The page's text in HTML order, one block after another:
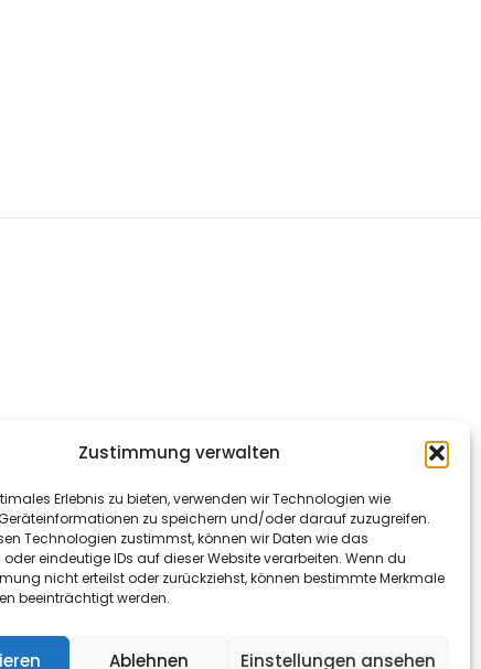
Zustimmung verwalten
Erlebnis zu bieten, verwenden wir Technologien wie
zu speichern und/oder darauf zuzugreifen.
Technologien zustimmst, können wir Daten wie das
eindeutige IDs auf dieser Website verarbeiten. Wenn du
nicht erteilst oder zurückziehst, können bestimmte Merkmale
beeinträchtigt werden.
Ablehnen Einstellungen ansehen